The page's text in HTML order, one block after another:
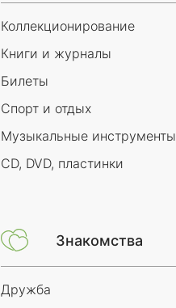
Коллекционирование
Книги и журналы
Билеты
Спорт и отдых
Музыкальные инструменты
CD, DVD, пластинки
Знакомства
Дружба